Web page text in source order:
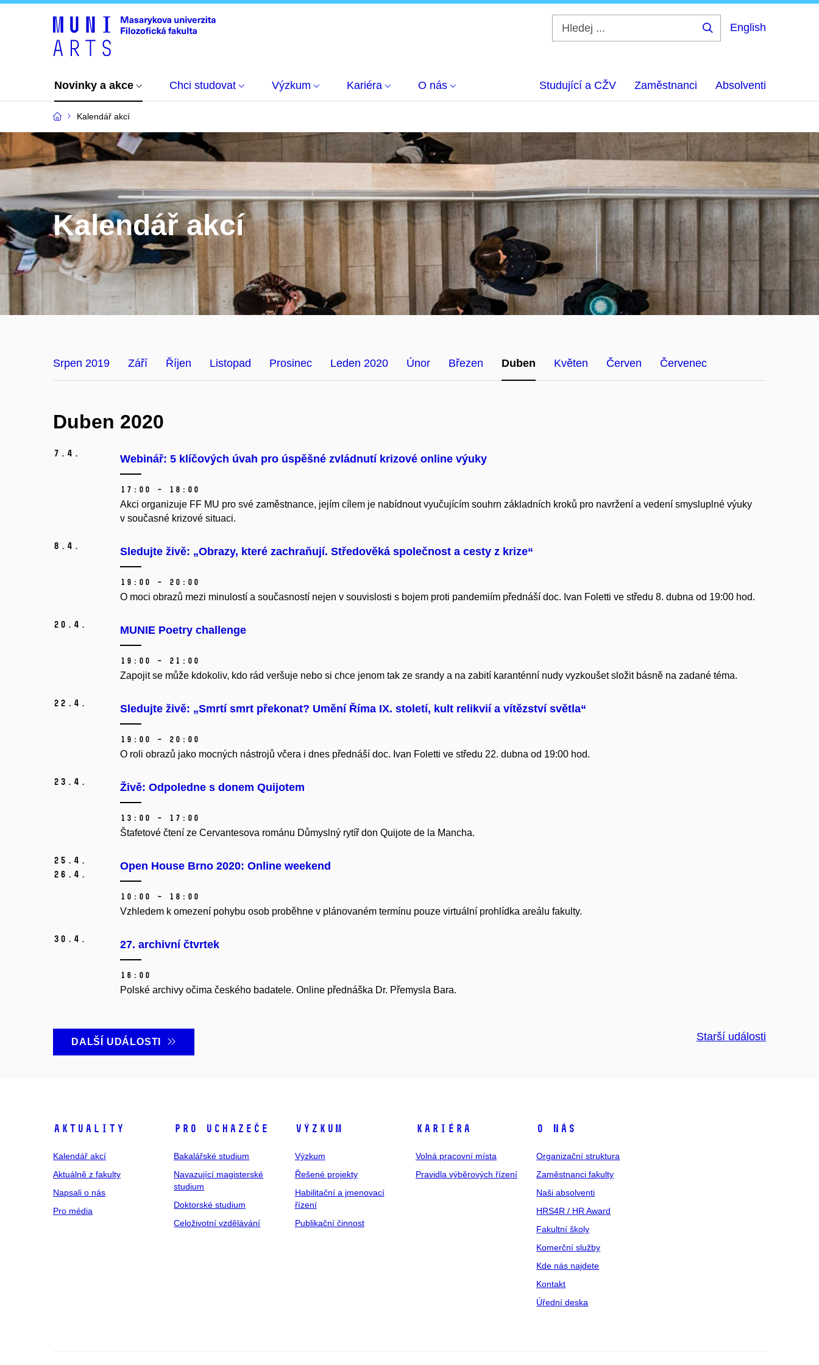
English
Novinky a akce Chci studovat Výzkum Kariéra O nás Studující a CŽV Zaměstnanci Absolventi
Kalendář akcí
Kalendář akcí
Srpen 2019 Září Říjen Listopad Prosinec Leden 2020 Únor Březen Duben Květen Červen Červenec
Duben 2020
7. 4. Webinář: 5 klíčových úvah pro úspěšné zvládnutí krizové online výuky
17:00 – 18:00
Akci organizuje FF MU pro své zaměstnance, jejím cílem je nabídnout vyučujícím souhrn základních kroků pro navržení a vedení smysluplné výuky
v současné krizové situaci.
8. 4. Sledujte živě: „Obrazy, které zachraňují. Středověká společnost a cesty z krize“
19:00 – 20:00
O moci obrazů mezi minulostí a současností nejen v souvislosti s bojem proti pandemiím přednáší doc. Ivan Foletti ve středu 8. dubna od 19:00 hod.​
20. 4. MUNIE Poetry challenge
19:00 – 21:00
Zapojit se může kdokoliv, kdo rád veršuje nebo si chce jenom tak ze srandy a na zabití karanténní nudy vyzkoušet složit básně na zadané téma.
22. 4. Sledujte živě: „Smrtí smrt překonat? Umění Říma IX. století, kult relikvií a vítězství světla“
19:00 – 20:00
O roli obrazů jako mocných nástrojů včera i dnes přednáší doc. Ivan Foletti ve středu 22. dubna od 19:00 hod.
23. 4. Živě: Odpoledne s donem Quijotem
13:00 – 17:00
Štafetové čtení ze Cervantesova románu Důmyslný rytíř don Quijote de la Mancha.
25. 4.
26. 4.
Open House Brno 2020: Online weekend
10:00 – 18:00
Vzhledem k omezení pohybu osob proběhne v plánovaném termínu pouze virtuální prohlídka areálu fakulty.
30. 4. 27. archivní čtvrtek
16:00
Polské archivy očima českého badatele. Online přednáška Dr. Přemysla Bara.
DALŠÍ UDÁLOSTI Starší události
Aktuality
Kalendář akcí
Aktuálně z fakulty
Napsali o nás
Pro média
Pro uchazeče
Bakalářské studium
Navazující magisterské
studium
Doktorské studium
Celoživotní vzdělávání
Výzkum
Výzkum
Řešené projekty
Habilitační a jmenovací
řízení
Publikační činnost
Kariéra
Volná pracovní místa
Pravidla výběrových řízení
O nás
Organizační struktura
Zaměstnanci fakulty
Naši absolventi
HRS4R / HR Award
Fakultní školy
Komerční služby
Kde nás najdete
Kontakt
Úřední deska